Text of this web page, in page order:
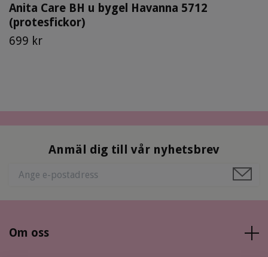
Anita Care BH u bygel Havanna 5712
(protesfickor)
699 kr
Anmäl dig till vår nyhetsbrev
Om oss